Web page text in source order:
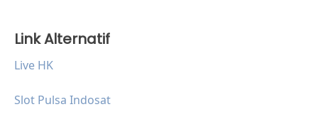
Link Alternatif
Live HK
Slot Pulsa Indosat